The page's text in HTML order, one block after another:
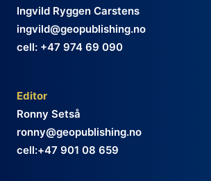
Ingvild Ryggen Carstens
ingvild@geopublishing.no
cell: +47 974 69 090
Editor
Ronny Setså
ronny@geopublishing.no
cell:+47 901 08 659